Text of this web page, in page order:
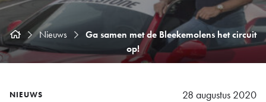
Nieuws
Ga samen met de Bleekemolens het circuit
op!
NIEUWS 28 augustus 2020